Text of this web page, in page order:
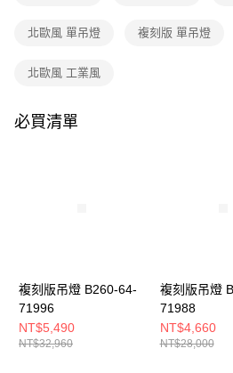
易，需依本服務之必要範圍內提供個人資料
２．關於個人資料處理事宜，請瀏覽以下網址
「AFTEE先享後付」，若未經同意申辦者引
任。
北歐風 單吊燈 複刻版 單吊燈
北歐風 工業風
必買清單
複刻版吊燈 B260-64-
71996
NT$5,490
NT$32,960
複刻版吊燈
71988
NT$4,660
NT$28,000